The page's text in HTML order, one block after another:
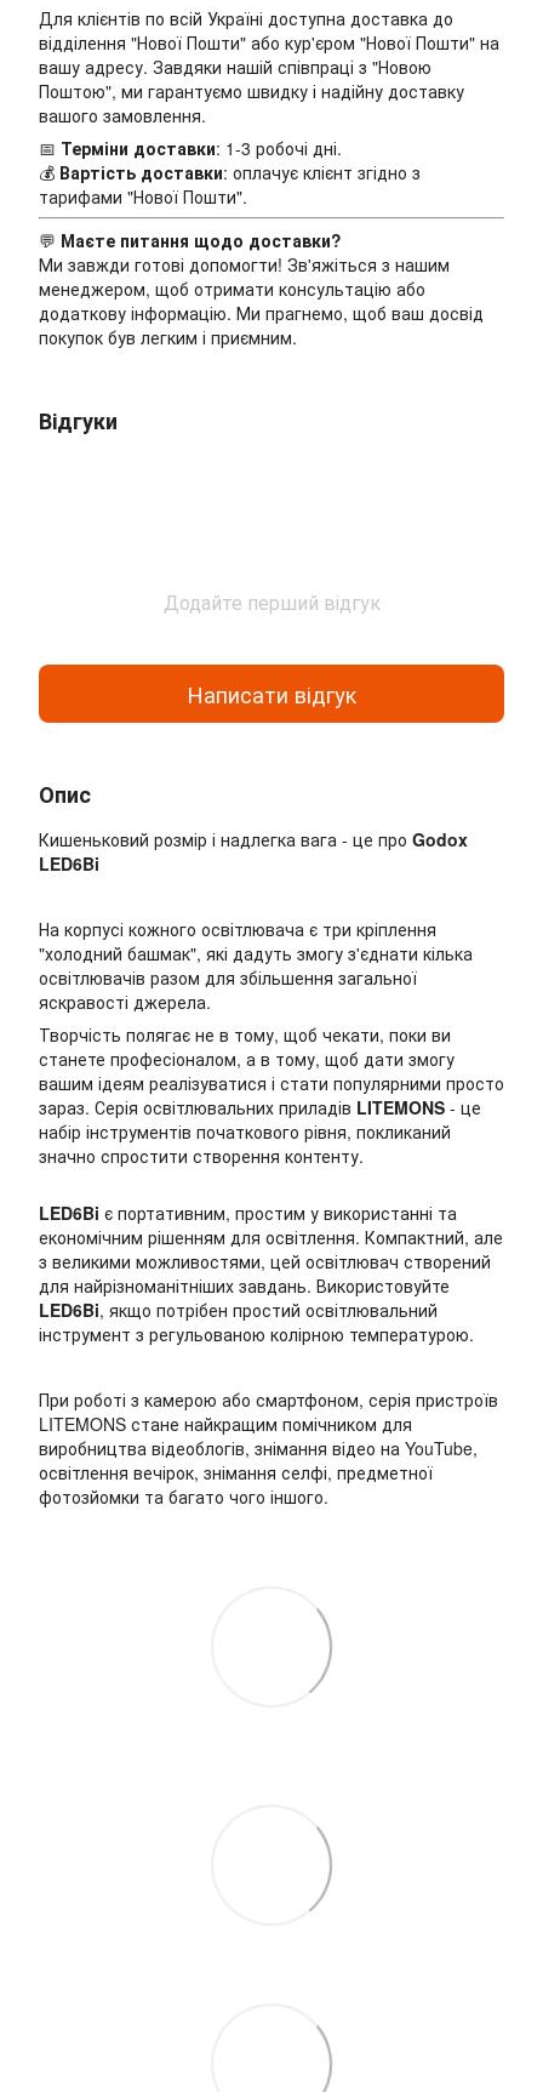
Для клієнтів по всій Україні доступна доставка до
відділення "Нової Пошти" або кур'єром "Нової Пошти" на
вашу адресу. Завдяки нашій співпраці з "Новою
Поштою", ми гарантуємо швидку і надійну доставку
вашого замовлення.
📅 Терміни доставки: 1-3 робочі дні.
💰 Вартість доставки: оплачує клієнт згідно з
тарифами "Нової Пошти".
💬 Маєте питання щодо доставки?
Ми завжди готові допомогти! Зв'яжіться з нашим
менеджером, щоб отримати консультацію або
додаткову інформацію. Ми прагнемо, щоб ваш досвід
покупок був легким і приємним.
Відгуки
Додайте перший відгук
Написати відгук
Опис
Кишеньковий розмір і надлегка вага - це про Godox
LED6Bi
На корпусі кожного освітлювача є три кріплення
"холодний башмак", які дадуть змогу з'єднати кілька
освітлювачів разом для збільшення загальної
яскравості джерела.
Творчість полягає не в тому, щоб чекати, поки ви
станете професіоналом, а в тому, щоб дати змогу
вашим ідеям реалізуватися і стати популярними просто
зараз. Серія освітлювальних приладів LITEMONS - це
набір інструментів початкового рівня, покликаний
значно спростити створення контенту.
LED6Bi є портативним, простим у використанні та
економічним рішенням для освітлення. Компактний, але
з великими можливостями, цей освітлювач створений
для найрізноманітніших завдань. Використовуйте
LED6Bi, якщо потрібен простий освітлювальний
інструмент з регульованою колірною температурою.
При роботі з камерою або смартфоном, серія пристроїв
LITEMONS стане найкращим помічником для
виробництва відеоблогів, знімання відео на YouTube,
освітлення вечірок, знімання селфі, предметної
фотозйомки та багато чого іншого.